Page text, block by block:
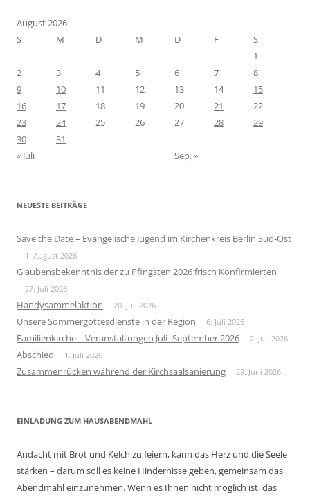
August 2026
S
M D M D F
S
1
2
3 4 5 6 7
8
9
10 11 12 13 14
15
16
17 18 19 20 21
22
23
24 25 26 27 28
29
30
31
« Juli
Sep. »
NEUESTE BEITRÄGE
Save the Date – Evangelische Jugend im Kirchenkreis Berlin Süd-Ost
1. August 2026
Glaubensbekenntnis der zu Pfingsten 2026 frisch Konfirmierten
27. Juli 2026
Handysammelaktion 20. Juli 2026
Unsere Sommergottesdienste in der Region 6. Juli 2026
Familienkirche – Veranstaltungen Juli- September 2026 2. Juli 2026
Abschied 1. Juli 2026
Zusammenrücken während der Kirchsaalsanierung 29. Juni 2026
EINLADUNG ZUM HAUSABENDMAHL
Andacht mit Brot und Kelch zu feiern, kann das Herz und die Seele
stärken – darum soll es keine Hindernisse geben, gemeinsam das
Abendmahl einzunehmen. Wenn es Ihnen nicht möglich ist, das